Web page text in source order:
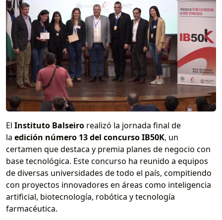
El Instituto Balseiro realizó la jornada final de
la edición número 13 del concurso IB50K, un
certamen que destaca y premia planes de negocio con
base tecnológica. Este concurso ha reunido a equipos
de diversas universidades de todo el país, compitiendo
con proyectos innovadores en áreas como inteligencia
artificial, biotecnología, robótica y tecnología
farmacéutica.